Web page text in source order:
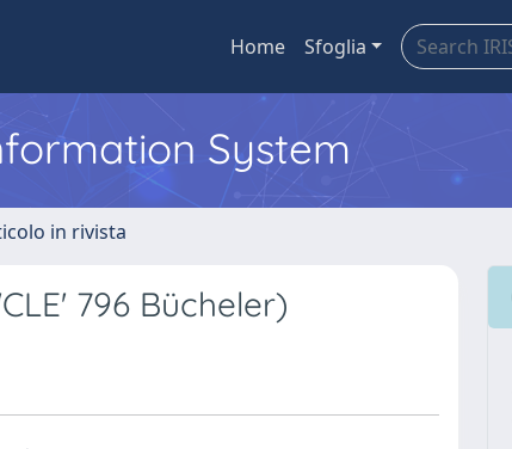
Home Sfoglia
System
in rivista
796 Bücheler)